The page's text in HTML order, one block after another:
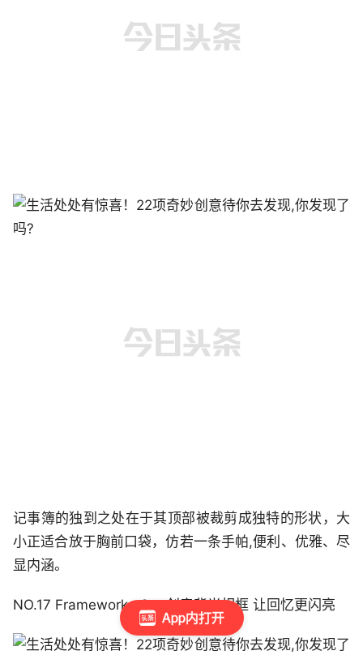
App内打开
记事簿的独到之处在于其顶部被裁剪成独特的形状，大
小正适合放于胸前口袋，仿若一条手帕,便利、优雅、尽
显内涵。
NO.17 Frameworks One创意背光相框 让回忆更闪亮